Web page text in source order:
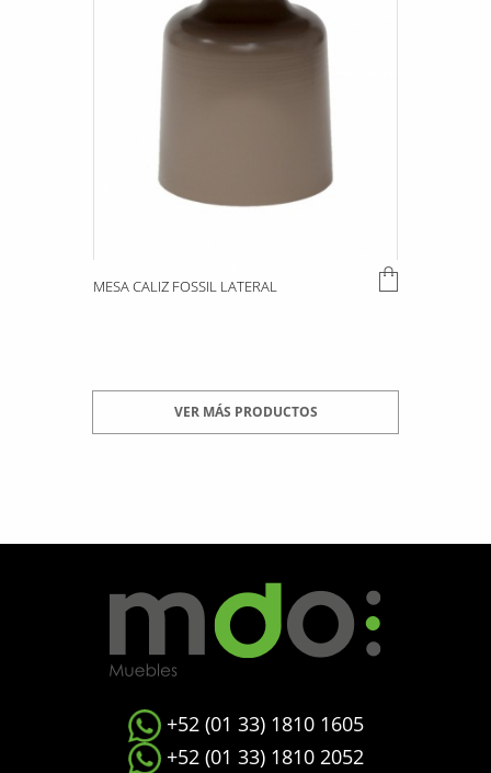
MESA CALIZ FOSSIL LATERAL
VER MÁS PRODUCTOS
+52 (01 33) 1810 1605
+52 (01 33) 1810 2052